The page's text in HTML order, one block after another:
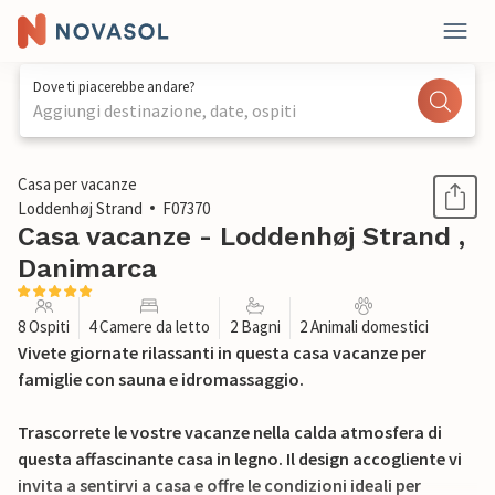
Dove ti piacerebbe andare?
Aggiungi destinazione, date, ospiti
1 / 22
Casa per vacanze
Loddenhøj Strand
F07370
Casa vacanze - Loddenhøj Strand ,
Danimarca
8 Ospiti 4 Camere da letto 2 Bagni 2 Animali domestici
Vivete giornate rilassanti in questa casa vacanze per
famiglie con sauna e idromassaggio.
Trascorrete le vostre vacanze nella calda atmosfera di
questa affascinante casa in legno. Il design accogliente vi
invita a sentirvi a casa e offre le condizioni ideali per